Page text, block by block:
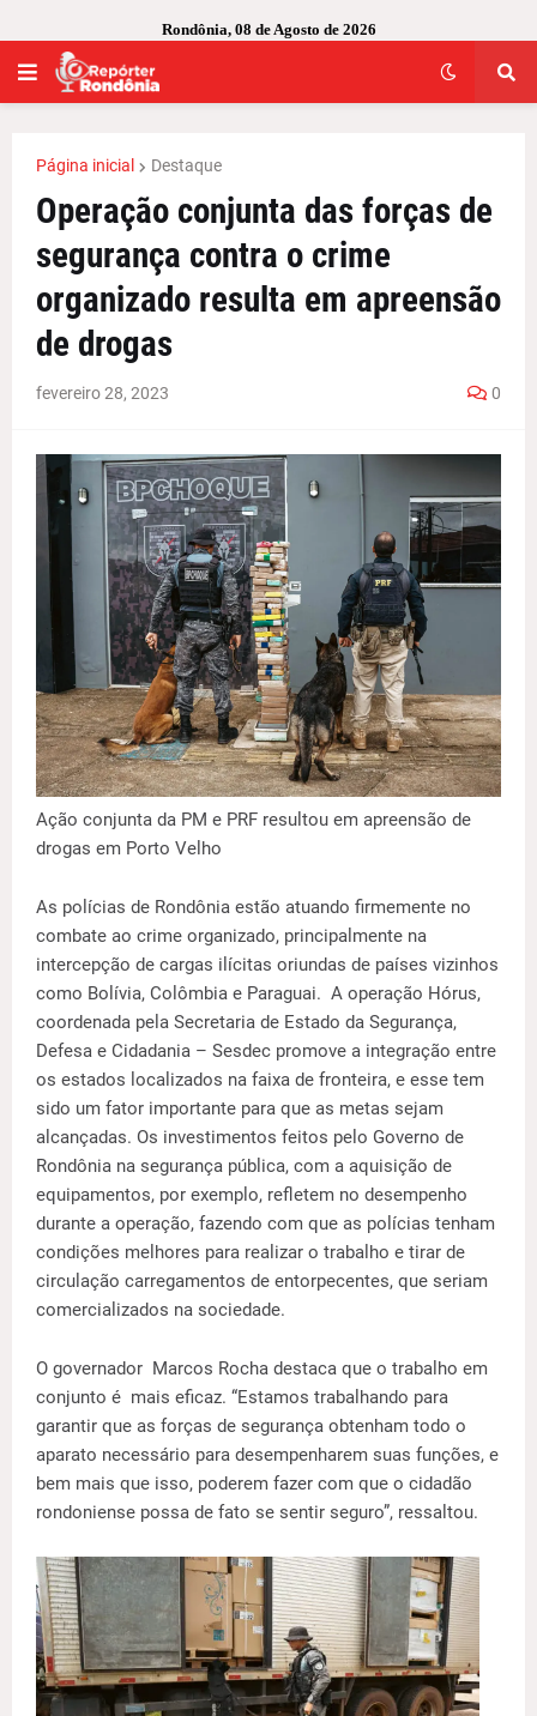
Rondônia, 08 de Agosto de 2026
Página inicial Destaque
Operação conjunta das forças de
segurança contra o crime
organizado resulta em apreensão
de drogas
fevereiro 28, 2023 0
Ação conjunta da PM e PRF resultou em apreensão de
drogas em Porto Velho
As polícias de Rondônia estão atuando firmemente no
combate ao crime organizado, principalmente na
intercepção de cargas ilícitas oriundas de países vizinhos
como Bolívia, Colômbia e Paraguai. A operação Hórus,
coordenada pela Secretaria de Estado da Segurança,
Defesa e Cidadania – Sesdec promove a integração entre
os estados localizados na faixa de fronteira, e esse tem
sido um fator importante para que as metas sejam
alcançadas. Os investimentos feitos pelo Governo de
Rondônia na segurança pública, com a aquisição de
equipamentos, por exemplo, refletem no desempenho
durante a operação, fazendo com que as polícias tenham
condições melhores para realizar o trabalho e tirar de
circulação carregamentos de entorpecentes, que seriam
comercializados na sociedade.
O governador Marcos Rocha destaca que o trabalho em
conjunto é mais eficaz. “Estamos trabalhando para
garantir que as forças de segurança obtenham todo o
aparato necessário para desempenharem suas funções, e
bem mais que isso, poderem fazer com que o cidadão
rondoniense possa de fato se sentir seguro”, ressaltou.